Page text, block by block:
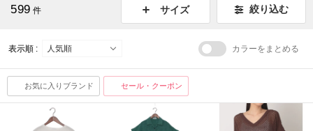
599 件 サイズ 絞り込む
表示順 : カラーをまとめる
お気に入りブランド セール・クーポン